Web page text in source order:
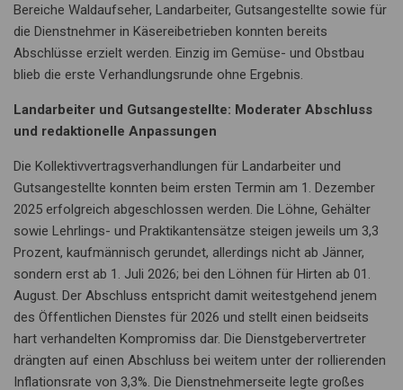
Bereiche Waldaufseher, Landarbeiter, Gutsangestellte sowie für
die Dienstnehmer in Käsereibetrieben konnten bereits
Abschlüsse erzielt werden. Einzig im Gemüse- und Obstbau
blieb die erste Verhandlungsrunde ohne Ergebnis.
Landarbeiter und Gutsangestellte: Moderater Abschluss
und redaktionelle Anpassungen
Die Kollektivvertragsverhandlungen für Landarbeiter und
Gutsangestellte konnten beim ersten Termin am 1. Dezember
2025 erfolgreich abgeschlossen werden. Die Löhne, Gehälter
sowie Lehrlings- und Praktikantensätze steigen jeweils um 3,3
Prozent, kaufmännisch gerundet, allerdings nicht ab Jänner,
sondern erst ab 1. Juli 2026; bei den Löhnen für Hirten ab 01.
August. Der Abschluss entspricht damit weitestgehend jenem
des Öffentlichen Dienstes für 2026 und stellt einen beidseits
hart verhandelten Kompromiss dar. Die Dienstgebervertreter
drängten auf einen Abschluss bei weitem unter der rollierenden
Inflationsrate von 3,3%. Die Dienstnehmerseite legte großes